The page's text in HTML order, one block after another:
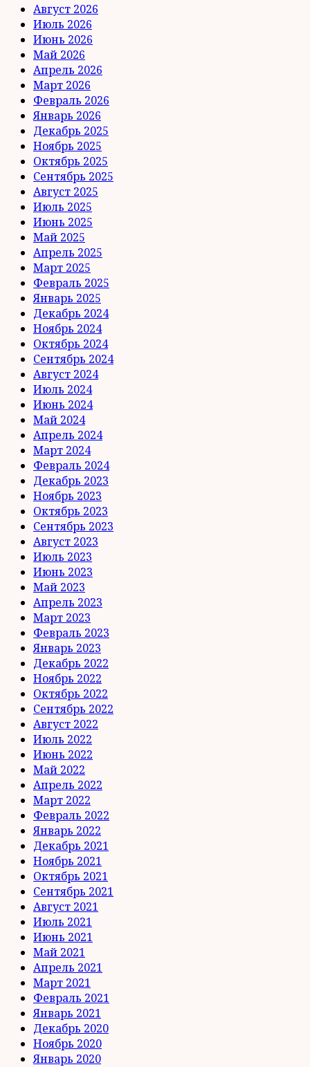
Август 2026
Июль 2026
Июнь 2026
Май 2026
Апрель 2026
Март 2026
Февраль 2026
Январь 2026
Декабрь 2025
Ноябрь 2025
Октябрь 2025
Сентябрь 2025
Август 2025
Июль 2025
Июнь 2025
Май 2025
Апрель 2025
Март 2025
Февраль 2025
Январь 2025
Декабрь 2024
Ноябрь 2024
Октябрь 2024
Сентябрь 2024
Август 2024
Июль 2024
Июнь 2024
Май 2024
Апрель 2024
Март 2024
Февраль 2024
Декабрь 2023
Ноябрь 2023
Октябрь 2023
Сентябрь 2023
Август 2023
Июль 2023
Июнь 2023
Май 2023
Апрель 2023
Март 2023
Февраль 2023
Январь 2023
Декабрь 2022
Ноябрь 2022
Октябрь 2022
Сентябрь 2022
Август 2022
Июль 2022
Июнь 2022
Май 2022
Апрель 2022
Март 2022
Февраль 2022
Январь 2022
Декабрь 2021
Ноябрь 2021
Октябрь 2021
Сентябрь 2021
Август 2021
Июль 2021
Июнь 2021
Май 2021
Апрель 2021
Март 2021
Февраль 2021
Январь 2021
Декабрь 2020
Ноябрь 2020
Январь 2020